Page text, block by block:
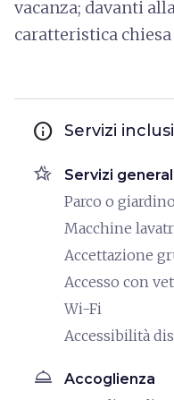
vacanza; davanti
caratteristica
info Servizi inclusi
hotel_class Servizi
Parco o giardino
Macchine
Accettazione
Accesso con
Wi-Fi
Accessibilità
room_service Accoglienza